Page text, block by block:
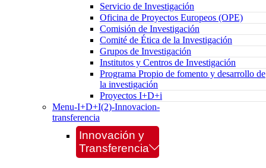
Servicio de Investigación
Oficina de Proyectos Europeos (OPE)
Comisión de Investigación
Comité de Ética de la Investigación
Grupos de Investigación
Institutos y Centros de Investigación
Programa Propio de fomento y desarrollo de
la investigación
Proyectos I+D+i
Menu-I+D+I(2)-Innovacion-
transferencia
Innovación y
Transferencia